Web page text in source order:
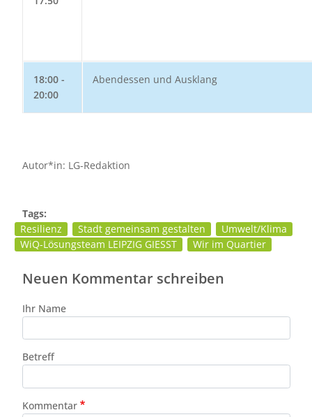
18:00 -
20:00
Abendessen und Ausklang
Autor*in: LG-Redaktion
Tags:
Resilienz
Stadt gemeinsam gestalten
Umwelt/Klima
WiQ-Lösungsteam LEIPZIG GIESST
Wir im Quartier
Neuen Kommentar schreiben
Ihr Name
Betreff
Kommentar